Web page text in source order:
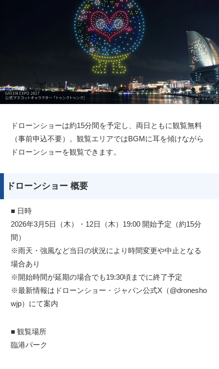
ドローンショーは約15分間を予定し、両日ともに観覧無料
（事前申込不要）。観覧エリアではBGMに耳を傾けながら
ドローンショーを観覧できます。
ドローンショー 概要
■ 日時
2026年3月5日（木）・12日（木）19:00 開始予定（約15分
間）
※雨天・強風など当日の状況により時間変更や中止となる
場合あり
※開始時間が延期の場合でも19:30頃までに終了予定
※最新情報はドローンショー・ジャパン公式X（@dronesho
wjp）にて案内
■ 観覧場所
臨港パーク